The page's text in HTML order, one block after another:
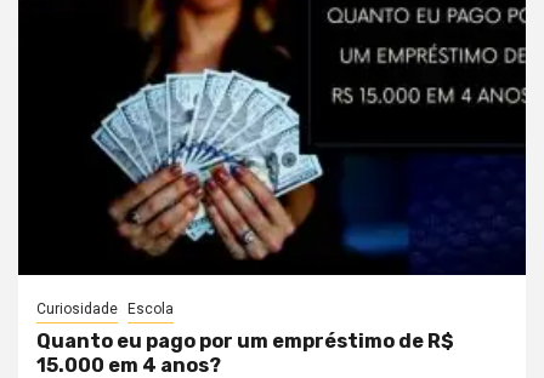
Curiosidade Escola
Quanto eu pago por um empréstimo de R$
15.000 em 4 anos?